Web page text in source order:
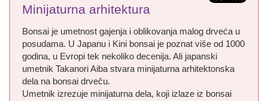
Minijaturna arhitektura
Bonsai je umetnost gajenja i oblikovanja malog drveća u
posudama. U Japanu i Kini bonsai je poznat više od 1000
godina, u Evropi tek nekoliko decenija. Ali japanski
umetnik Takanori Aiba stvara minijaturna arhitektonska
dela na bonsai drveču.
Umetnik izrezuje minijaturna dela, koji izlaze iz bonsai